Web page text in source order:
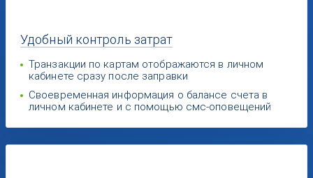
Удобный контроль затрат
Транзакции по картам отображаются в личном
кабинете сразу после заправки
Своевременная информация о балансе счета в
личном кабинете и с помощью смс-оповещений